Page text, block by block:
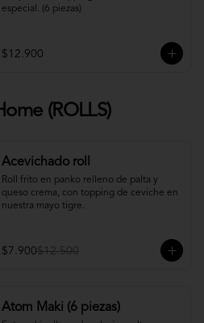
especial. (6 piezas)
$12.900
(ROLLS)
Acevichado roll
Roll frito en panko relleno de palta y
queso crema, con topping de ceviche en
nuestra mayo tigre.
$7.900$12.500
Atom Maki (6 piezas)